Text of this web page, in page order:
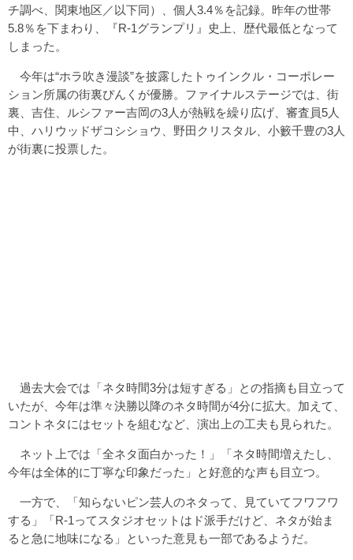
チ調べ、関東地区／以下同）、個人3.4％を記録。昨年の世帯
5.8％を下まわり、『R-1グランプリ』史上、歴代最低となって
しまった。
今年は“ホラ吹き漫談”を披露したトゥインクル・コーポレー
ション所属の街裏ぴんくが優勝。ファイナルステージでは、街
裏、吉住、ルシファー吉岡の3人が熱戦を繰り広げ、審査員5人
中、ハリウッドザコシショウ、野田クリスタル、小籔千豊の3人
が街裏に投票した。
過去大会では「ネタ時間3分は短すぎる」との指摘も目立って
いたが、今年は準々決勝以降のネタ時間が4分に拡大。加えて、
コントネタにはセットを組むなど、演出上の工夫も見られた。
ネット上では「全ネタ面白かった！」「ネタ時間増えたし、
今年は全体的に丁寧な印象だった」と好意的な声も目立つ。
一方で、「知らないピン芸人のネタって、見ていてフワフワ
する」「R-1ってスタジオセットはド派手だけど、ネタが始ま
ると急に地味になる」といった意見も一部であるようだ。